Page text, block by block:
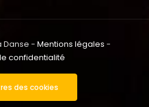
Danse -Mentions légales -
confidentialité
des cookies